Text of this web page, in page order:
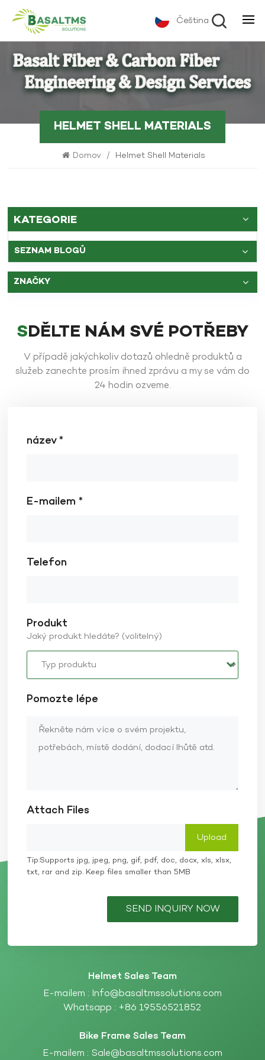
Čeština
HELMET SHELL MATERIALS
Domov / Helmet Shell Materials
KATEGORIE
SEZNAM BLOGŮ
ZNAČKY
SDĚLTE NÁM SVÉ POTŘEBY
V případě jakýchkoliv dotazů ohledně produktů a
služeb zanechte prosím ihned zprávu a my se vám do
24 hodin ozveme.
název *
E-mailem *
Telefon
Produkt
Jaký produkt hledáte? (volitelný)
Pomozte lépe
Attach Files
Tip:Supports jpg, jpeg, png, gif, pdf, doc, docx, xls, xlsx,
txt, rar and zip. Keep files smaller than 5MB
SEND INQUIRY NOW
Helmet Sales Team
E-mailem : Info@basaltmssolutions.com
Whatsapp : +86 19556521852
Bike Frame Sales Team
E-mailem : Sale@basaltmssolutions.com